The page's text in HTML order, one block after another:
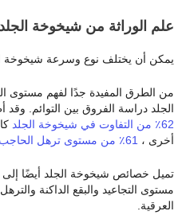
علم الوراثة من شيخوخة الجلد
يمكن أن يختلف نوع وسرعة شيخوخة
من الطرق المفيدة جدًا لفهم مستوى
الجلد دراسة الفروق بين التوائم.
62٪ من التفاوت في شيخوخة الجلد
أخرى ،
تميل خصائص شيخوخة الجلد أيضًا إلى
مستوى التجاعيد والبقع الداكنة
العرقية.